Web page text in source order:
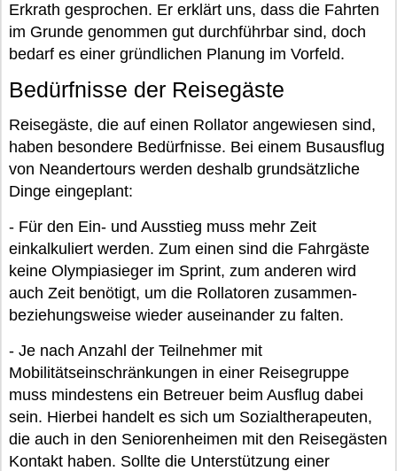
Erkrath gesprochen. Er erklärt uns, dass die Fahrten
im Grunde genommen gut durchführbar sind, doch
bedarf es einer gründlichen Planung im Vorfeld.
Bedürfnisse der Reisegäste
Reisegäste, die auf einen Rollator angewiesen sind,
haben besondere Bedürfnisse. Bei einem Busausflug
von Neandertours werden deshalb grundsätzliche
Dinge eingeplant:
- Für den Ein- und Ausstieg muss mehr Zeit
einkalkuliert werden. Zum einen sind die Fahrgäste
keine Olympiasieger im Sprint, zum anderen wird
auch Zeit benötigt, um die Rollatoren zusammen-
beziehungsweise wieder auseinander zu falten.
- Je nach Anzahl der Teilnehmer mit
Mobilitätseinschränkungen in einer Reisegruppe
muss mindestens ein Betreuer beim Ausflug dabei
sein. Hierbei handelt es sich um Sozialtherapeuten,
die auch in den Seniorenheimen mit den Reisegästen
Kontakt haben. Sollte die Unterstützung einer